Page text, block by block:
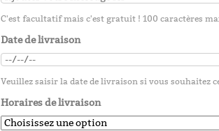
C'est facultatif mais c'est gratuit ! 100 caractères
Date de livraison
Veuillez saisir la date de livraison si vous souhaitez
Horaires de livraison